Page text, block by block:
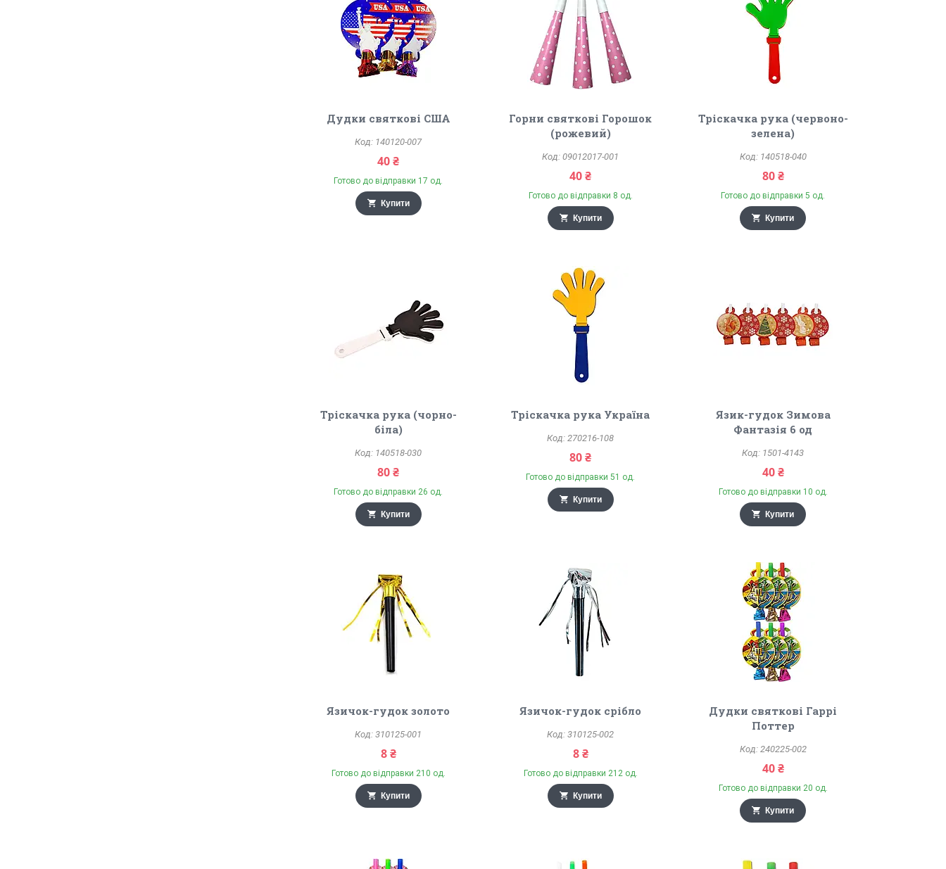
Дудки святкові США
140120-007
40 ₴
Готово до відправки 17 од.
Купити
Горни святкові Горошок
(рожевий)
09012017-001
40 ₴
Готово до відправки 8 од.
Купити
Тріскачка рука (червоно-
зелена)
140518-040
80 ₴
Готово до відправки 5 од.
Купити
Тріскачка рука (чорно-
біла)
140518-030
80 ₴
Готово до відправки 26 од.
Купити
Тріскачка рука Україна
270216-108
80 ₴
Готово до відправки 51 од.
Купити
Язик-гудок Зимова
Фантазія 6 од
1501-4143
40 ₴
Готово до відправки 10 од.
Купити
Язичок-гудок золото
310125-001
8 ₴
Готово до відправки 210 од.
Купити
Язичок-гудок срібло
310125-002
8 ₴
Готово до відправки 212 од.
Купити
Дудки святкові Гаррі
Поттер
240225-002
40 ₴
Готово до відправки 20 од.
Купити